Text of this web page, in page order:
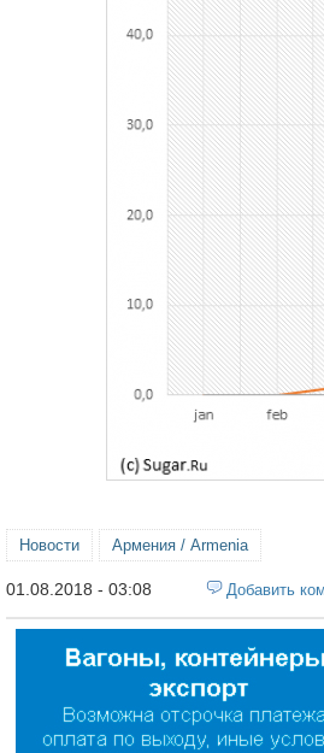
Новости Армения / Armenia
01.08.2018 - 03:08 Добавить